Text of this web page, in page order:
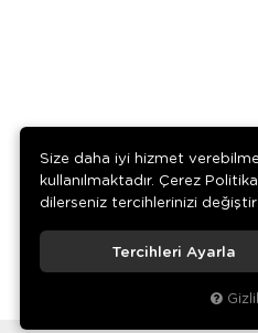
Size daha iyi hizmet
kullanılmaktadır. Çerez
dilerseniz tercihlerinizi
Tercihleri Ayarla